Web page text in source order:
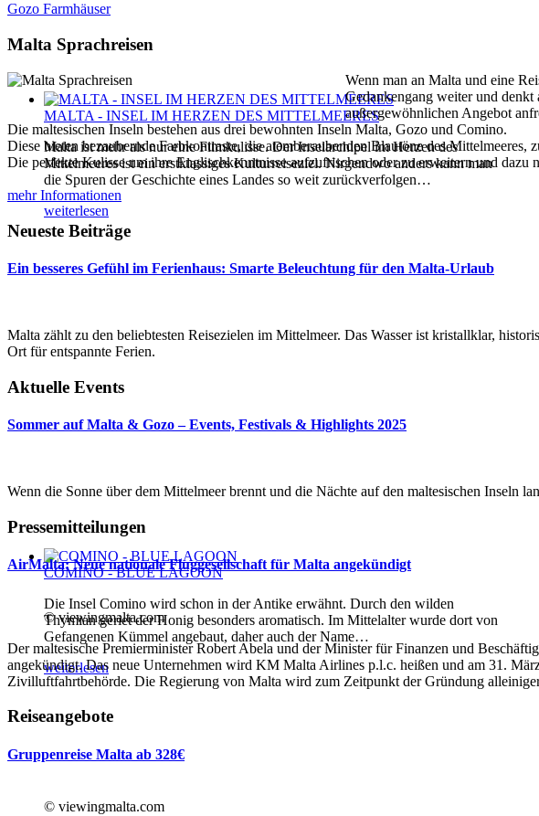
MALTA - INSEL IM HERZEN DES MITTELMEERES
Malta ist mehr als nur eine Filmkulisse. Der Inselarchipel im Herzen des
Mittelmeeres ist ein erstklassiges Kulturreiseziel. Nirgendwo anders kann man
die Spuren der Geschichte eines Landes so weit zurückverfolgen…
weiterlesen
COMINO - BLUE LAGOON
Die Insel Comino wird schon in der Antike erwähnt. Durch den wilden
Thymian geriet der Honig besonders aromatisch. Im Mittelalter wurde dort von
Gefangenen Kümmel angebaut, daher auch der Name…
weiterlesen
Gozo Farmhäuser
Malta Sprachreisen
Wenn man an Malta und eine
Gedankengang weiter und denkt
außergewöhnlichen Angebot
Die maltesischen Inseln bestehen aus drei bewohnten Inseln Malta, Gozo und Comino.
Diese bieten bezaubernde Farbkontraste, die atemberaubenden Blautöne des
Die perfekte Kulisse um ihre Englischkenntnisse aufzufrischen oder zu erweitern und
mehr Informationen
Neueste Beiträge
Ein besseres Gefühl im Ferienhaus: Smarte Beleuchtung für den Malta-Urlaub
Malta zählt zu den beliebtesten Reisezielen im Mittelmeer. Das Wasser ist kristallklar,
Ort für entspannte Ferien.
Aktuelle Events
Sommer auf Malta & Gozo – Events, Festivals & Highlights 2025
Wenn die Sonne über dem Mittelmeer brennt und die Nächte auf den maltesischen Inseln
Pressemitteilungen
AirMalta: Neue nationale Fluggesellschaft für Malta angekündigt
© viewingmalta.com
Der maltesische Premierminister Robert Abela und der Minister für Finanzen und
angekündigt. Das neue Unternehmen wird KM Malta Airlines p.l.c. heißen und am 31.
Zivilluftfahrtbehörde. Die Regierung von Malta wird zum Zeitpunkt der Gründung
Reiseangebote
Gruppenreise Malta ab 328€
© viewingmalta.com